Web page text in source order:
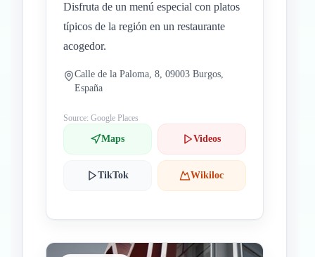
Disfruta de un menú especial con platos
típicos de la región en un restaurante
acogedor.
Calle de la Paloma, 8, 09003 Burgos,
España
Source: Google Places
Maps Videos
TikTok Wikiloc